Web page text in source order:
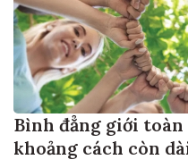
Bình đẳng giới toàn
khoảng cách còn